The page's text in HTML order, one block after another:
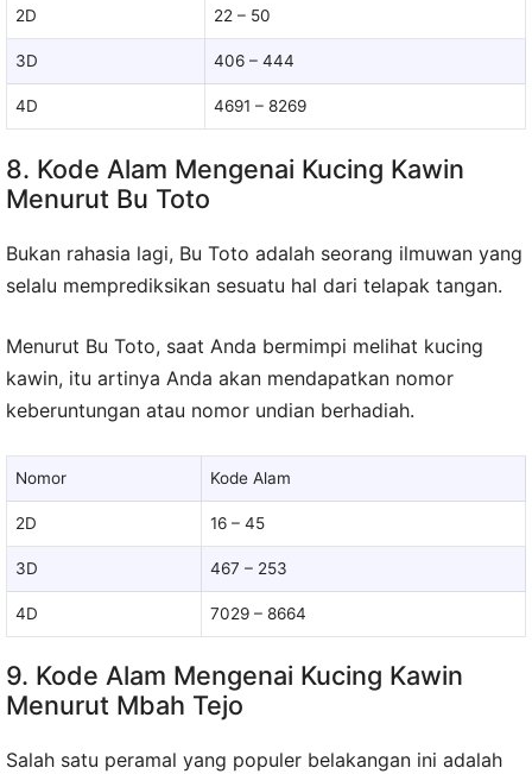
2D 22 – 50
3D 406 – 444
4D 4691 – 8269
8. Kode Alam Mengenai Kucing Kawin
Menurut Bu Toto
Bukan rahasia lagi, Bu Toto adalah seorang ilmuwan yang
selalu memprediksikan sesuatu hal dari telapak tangan.
Menurut Bu Toto, saat Anda bermimpi melihat kucing
kawin, itu artinya Anda akan mendapatkan nomor
keberuntungan atau nomor undian berhadiah.
Nomor Kode Alam
2D 16 – 45
3D 467 – 253
4D 7029 – 8664
9. Kode Alam Mengenai Kucing Kawin
Menurut Mbah Tejo
Salah satu peramal yang populer belakangan ini adalah